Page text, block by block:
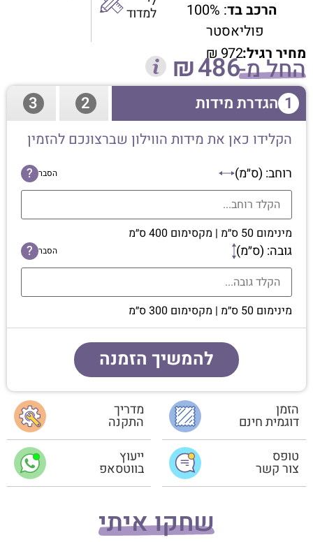
הרכב בד : 100%
פוליאסטר
למדוד
מחיר רגיל: ₪972החל מ- ₪486
1 הגדרת מידות 2
3
הקלידו כאן את מידות הווילון שברצונכם להזמין
רוחב: (ס״מ) הסבר ?
מינימום 50 ס״מ | מקסימום 400 ס״מ
גובה: (ס״מ) הסבר ?
מינימום 50 ס״מ | מקסימום 300 ס״מ
להמשיך הזמנה
הזמן
דוגמית חינם
מדריך
התקנה
טופס
צור קשר
ייעוץ
בווטסאפ
שחקו איתי